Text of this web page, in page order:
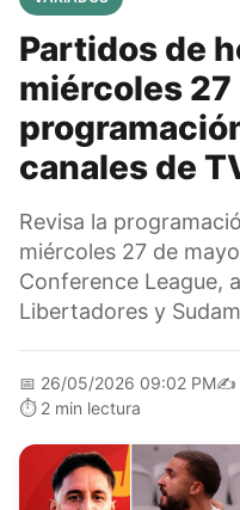
Partidos de
miércoles 27
canales de
Revisa la
miércoles 27 de
Conference League,
Libertadores y
📅 26/05/2026 09:02 PM✍️
⏱️ 2 min lectura